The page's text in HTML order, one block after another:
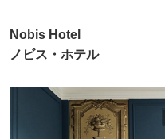
Nobis Hotel
ノビス・ホテル